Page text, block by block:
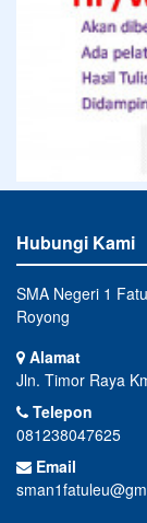
Hubungi Kami
SMA Negeri 1
Royong
Alamat
Jln. Timor Raya
Telepon
081238047625
Email